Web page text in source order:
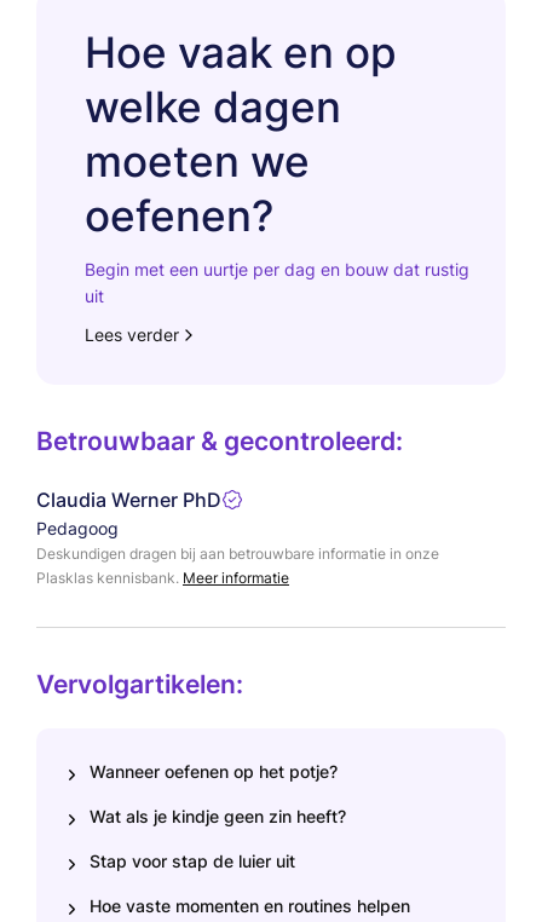
Hoe vaak en op
welke dagen
moeten we
oefenen?
Begin met een uurtje per dag en bouw dat rustig
uit
Lees verder
Betrouwbaar & gecontroleerd:
Claudia Werner PhD
Pedagoog
Deskundigen dragen bij aan betrouwbare informatie in onze
Plasklas kennisbank. Meer informatie
Vervolgartikelen:
Wanneer oefenen op het potje?
Wat als je kindje geen zin heeft?
Stap voor stap de luier uit
Hoe vaste momenten en routines helpen